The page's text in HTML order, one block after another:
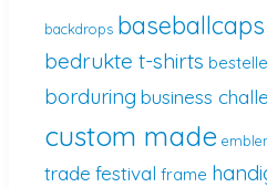
backdrops baseballcaps
bedrukte t-shirts
borduring business
custom made
trade festival frame